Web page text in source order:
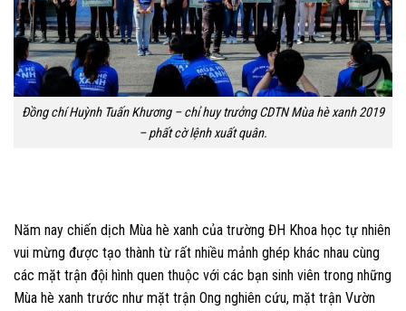
Đồng chí Huỳnh Tuấn Khương – chỉ huy trưởng CDTN Mùa hè xanh 2019
– phất cờ lệnh xuất quân.
Năm nay chiến dịch Mùa hè xanh của trường ĐH Khoa học tự nhiên
vui mừng được tạo thành từ rất nhiều mảnh ghép khác nhau cùng
các mặt trận đội hình quen thuộc với các bạn sinh viên trong những
Mùa hè xanh trước như mặt trận Ong nghiên cứu, mặt trận Vườn